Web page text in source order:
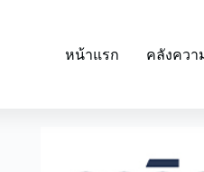
หน้าแรก
คลังควา